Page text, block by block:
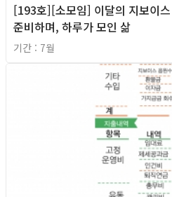
[193호][소모임] 이달의 지보이
준비하며, 하루가 모인 삶
기간 : 7월